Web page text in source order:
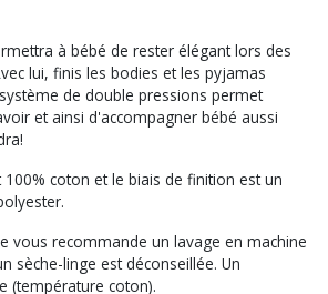
à bébé de rester élégant lors des
lui, finis les bodies et les pyjamas
de double pressions permet
et ainsi d'accompagner bébé aussi
coton et le biais de finition est un
vous recommande un lavage en machine
sèche-linge est déconseillée. Un
(température coton).